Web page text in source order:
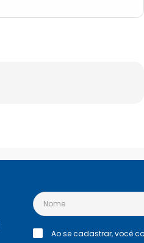
Ao se cadastrar, você